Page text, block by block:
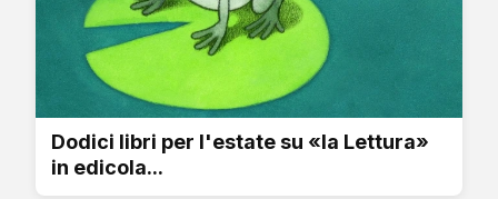
Dodici libri per l'estate su «la Lettura»
in edicola...